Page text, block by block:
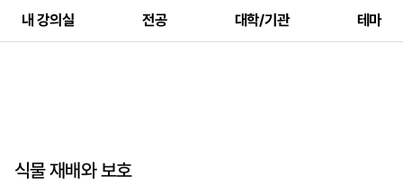
내 강의실 전공 대학/기관 테마
식물 재배와 보호